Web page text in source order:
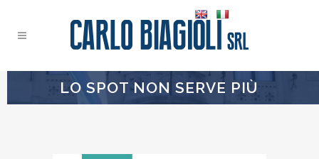
LO SPOT NON SERVE PIÙ